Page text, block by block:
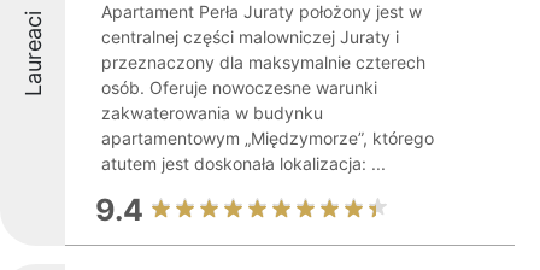
Laureaci
Apartament Perła Juraty położony jest w
centralnej części malowniczej Juraty i
przeznaczony dla maksymalnie czterech
osób. Oferuje nowoczesne warunki
zakwaterowania w budynku
apartamentowym „Międzymorze”, którego
atutem jest doskonała lokalizacja: ...
9.4